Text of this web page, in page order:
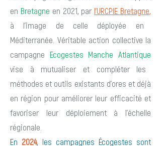
en Bretagne en 2021, par l'URCPIE Bretagne,
à l'image de celle déployée en
Méditerranée. Véritable action collective la
campagne Ecogestes Manche Atlantique
vise à mutualiser et compléter les
méthodes et outils existants d'ores et déjà
en région pour améliorer leur efficacité et
favoriser leur déploiement à l'échelle
régionale.
En 2024, les campagnes Écogestes sont